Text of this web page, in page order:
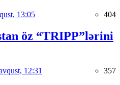
13:05 404
öz “TRIPP”lərini
12:31 357